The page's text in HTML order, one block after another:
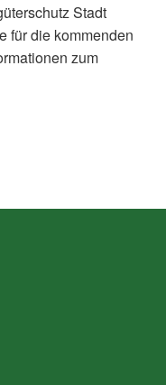
Stadt
für die kommenden
zum